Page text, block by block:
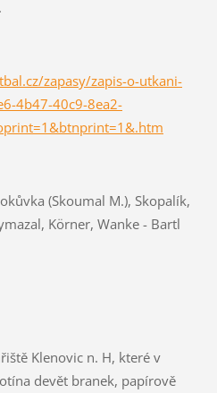
zapasy/zapis-o-utkani-
4b47-40c9-8ea2-
(Skoumal M.), Skopalík,
Körner, Wanke - Bartl
Klenovic n. H, které v
devět branek, papírově